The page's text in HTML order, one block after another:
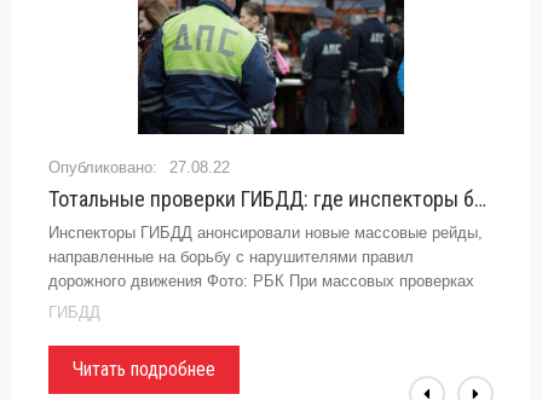
27.08.22
Тотальные проверки ГИБДД: где инспекторы будут ловить всех подряд - «ГИБДД»
Инспекторы ГИБДД анонсировали новые массовые рейды,
направленные на борьбу с нарушителями правил
дорожного движения Фото: РБК При массовых проверках
на определенном участке дороги дежурят несколько
ГИБДД
Читать подробнее